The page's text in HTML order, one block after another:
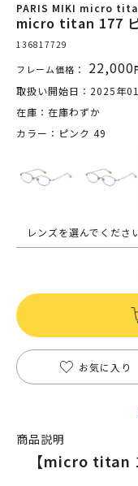
PARIS MIKI micro
micro titan 177
136817729
フレーム価格： 22,000
取扱い開始日：2025年
在庫：在庫わずか
カラー：ピンク 49
レンズを選んでくださ
お気に入り
商品説明
【micro titan